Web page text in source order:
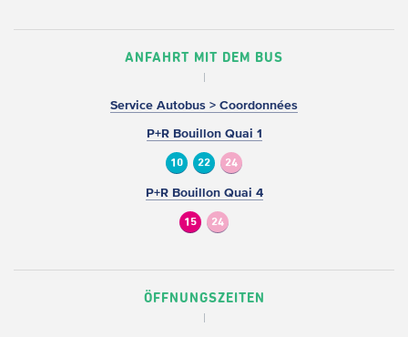
ANFAHRT MIT DEM BUS
Service Autobus > Coordonnées
P+R Bouillon Quai 1
10 22 24
P+R Bouillon Quai 4
15 24
ÖFFNUNGSZEITEN